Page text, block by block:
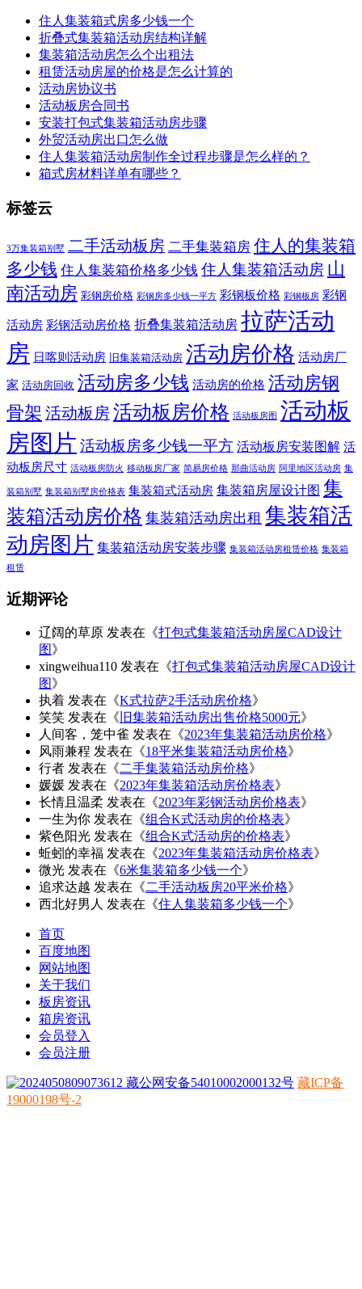
住人集装箱式房多少钱一个
折叠式集装箱活动房结构详解
集装箱活动房怎么个出租法
租赁活动房屋的价格是怎么计算的
活动房协议书
活动板房合同书
安装打包式集装箱活动房步骤
外贸活动房出口怎么做
住人集装箱活动房制作全过程步骤是怎么样的？
箱式房材料详单有哪些？
标签云
3万集装箱别墅 二手活动板房 二手集装箱房 住人的集装箱
多少钱 住人集装箱价格多少钱 住人集装箱活动房 山
南活动房 彩钢房价格 彩钢房多少钱一平方 彩钢板价格 彩钢板房 彩钢
活动房 彩钢活动房价格 折叠集装箱活动房 拉萨活动
房 日喀则活动房 旧集装箱活动房 活动房价格 活动房厂
家 活动房回收 活动房多少钱 活动房的价格 活动房钢
骨架 活动板房活动板房价格 活动板房图 活动板
房图片 活动板房多少钱一平方 活动板房安装图解 活
动板房尺寸 活动板房防火 移动板房厂家 简易房价格 那曲活动房 阿里地区活动房 集
装箱别墅 集装箱别墅房价格表 集装箱式活动房 集装箱房屋设计图 集
装箱活动房价格 集装箱活动房出租 集装箱活
动房图片 集装箱活动房安装步骤 集装箱活动房租赁价格 集装箱
租赁
近期评论
辽阔的草原 发表在《打包式集装箱活动房屋CAD设计
图》
xingweihua110 发表在《打包式集装箱活动房屋CAD设计
图》
执着 发表在《K式拉萨2手活动房价格》
笑笑 发表在《 旧集装箱活动房出售价格5000元》
人间客，笼中雀 发表在《2023年集装箱活动房价格》
风雨兼程 发表在《18平米集装箱活动房价格》
行者 发表在《二手集装箱活动房价格》
媛媛 发表在《2023年集装箱活动房价格表》
长情且温柔 发表在《2023年彩钢活动房价格表》
一生为你 发表在《组合K式活动房的价格表》
紫色阳光 发表在《组合K式活动房的价格表》
蚯蚓的幸福 发表在《2023年集装箱活动房价格表》
微光 发表在《6米集装箱多少钱一个》
追求达越 发表在《二手活动板房20平米价格》
西北好男人 发表在《住人集装箱多少钱一个》
首页
百度地图
网站地图
关于我们
板房资讯
箱房资讯
会员登入
会员注册
藏公网安备54010002000132号 藏ICP备
19000198号-2